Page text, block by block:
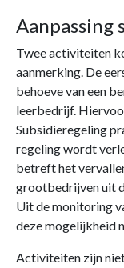
Aanpassing
Twee activiteiten
aanmerking. De
behoeve van een
leerbedrijf.
Subsidieregeling
regeling wordt
betreft het
grootbedrijven uit
Uit de monitoring
deze mogelijkheid
Activiteiten zijn